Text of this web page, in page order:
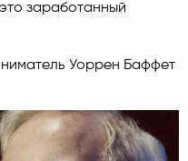
заработанный
Уоррен Баффет